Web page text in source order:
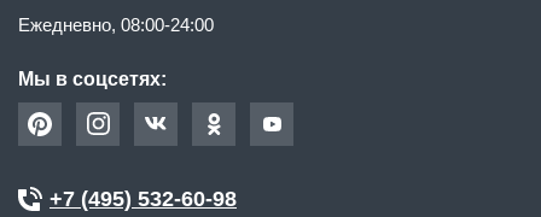
Ежедневно, 08:00-24:00
Мы в соцсетях:
+7 (495) 532-60-98